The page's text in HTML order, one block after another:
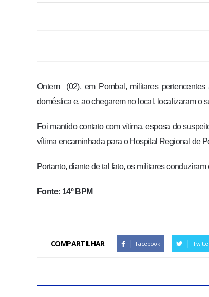
Ontem (02), em Pombal, militares
doméstica e, ao chegarem no local, localizaram o
Foi mantido contato com vítima, esposa do
vítima encaminhada para o Hospital Regional de
Portanto, diante de tal fato, os militares
Fonte: 14º BPM
COMPARTILHAR Facebook